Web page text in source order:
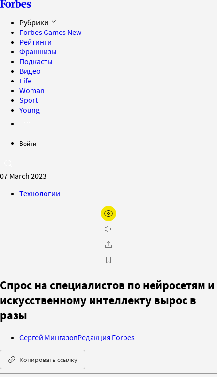
Рубрики
Forbes Games New
Рейтинги
Франшизы
Подкасты
Видео
Life
Woman
Sport
Young
Войти
07 March 2023
Технологии
Спрос на специалистов по нейросетям и
искусственному интеллекту вырос в
разы
Сергей МингазовРедакция Forbes
Копировать ссылку